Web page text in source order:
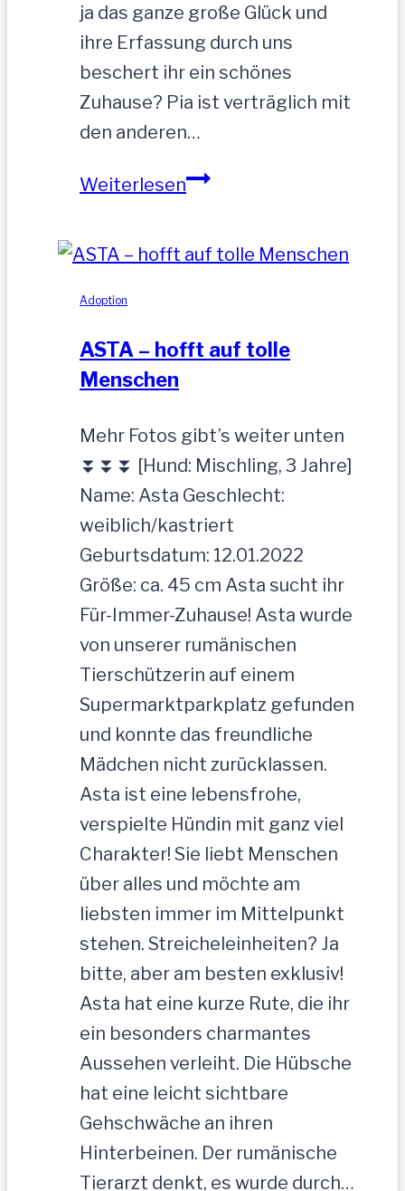
ja das ganze große Glück und
ihre Erfassung durch uns
beschert ihr ein schönes
Zuhause? Pia ist verträglich mit
den anderen…
WeiterlesenPIA-
cm
Adoption
ASTA – hofft auf tolle
Menschen
Mehr Fotos gibt’s weiter unten
⏬⏬⏬ [Hund: Mischling, 3 Jahre]
Name: Asta Geschlecht:
weiblich/kastriert
Geburtsdatum: 12.01.2022
Größe: ca. 45 cm Asta sucht ihr
Für-Immer-Zuhause! Asta wurde
von unserer rumänischen
Tierschützerin auf einem
Supermarktparkplatz gefunden
und konnte das freundliche
Mädchen nicht zurücklassen.
Asta ist eine lebensfrohe,
verspielte Hündin mit ganz viel
Charakter! Sie liebt Menschen
über alles und möchte am
liebsten immer im Mittelpunkt
stehen. Streicheleinheiten? Ja
bitte, aber am besten exklusiv!
Asta hat eine kurze Rute, die ihr
ein besonders charmantes
Aussehen verleiht. Die Hübsche
hat eine leicht sichtbare
Gehschwäche an ihren
Hinterbeinen. Der rumänische
Tierarzt denkt, es wurde durch…